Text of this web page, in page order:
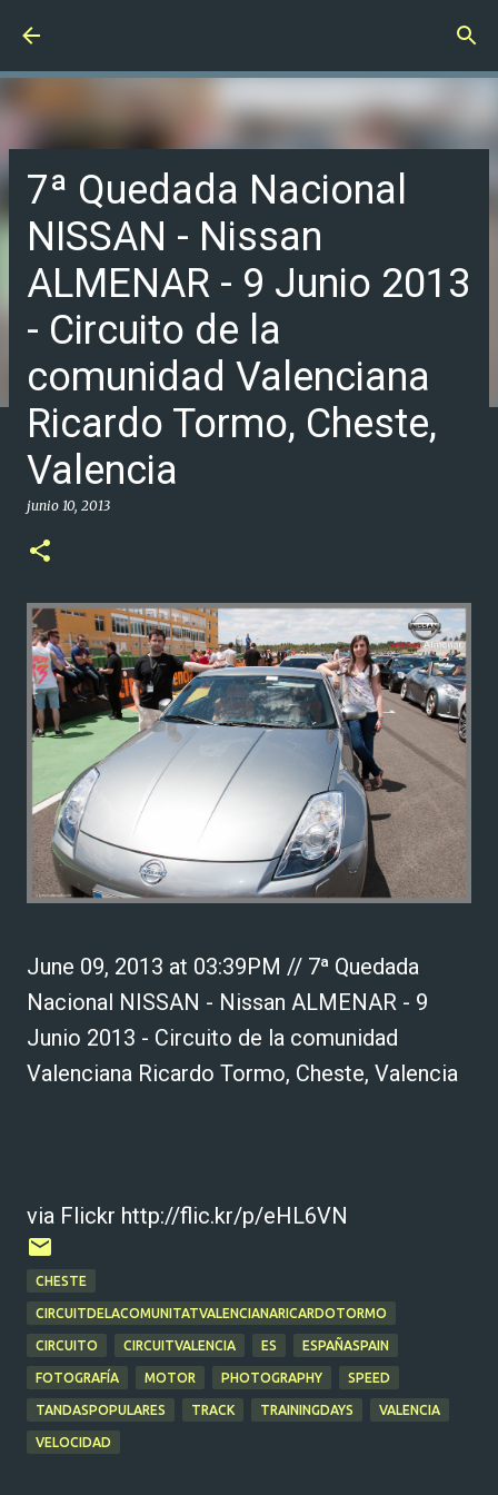
7ª Quedada Nacional
NISSAN - Nissan
ALMENAR - 9 Junio 2013
- Circuito de la
comunidad Valenciana
Ricardo Tormo, Cheste,
Valencia
junio 10, 2013
June 09, 2013 at 03:39PM // 7ª Quedada
Nacional NISSAN - Nissan ALMENAR - 9
Junio 2013 - Circuito de la comunidad
Valenciana Ricardo Tormo, Cheste, Valencia
via Flickr http://flic.kr/p/eHL6VN
CHESTE
CIRCUITDELACOMUNITATVALENCIANARICARDOTORMO
CIRCUITO CIRCUITVALENCIA ES ESPAÑASPAIN
FOTOGRAFÍA MOTOR PHOTOGRAPHY SPEED
TANDASPOPULARES TRACK TRAININGDAYS VALENCIA
VELOCIDAD